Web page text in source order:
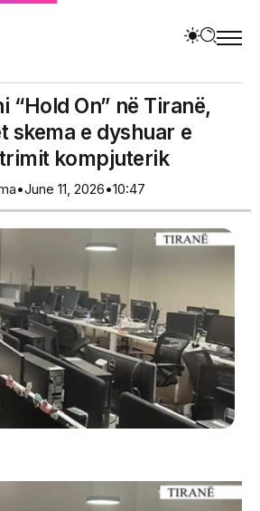
“Hold On” në Tiranë,
skema e dyshuar e
kompjuterik
•June 11, 2026•10:47